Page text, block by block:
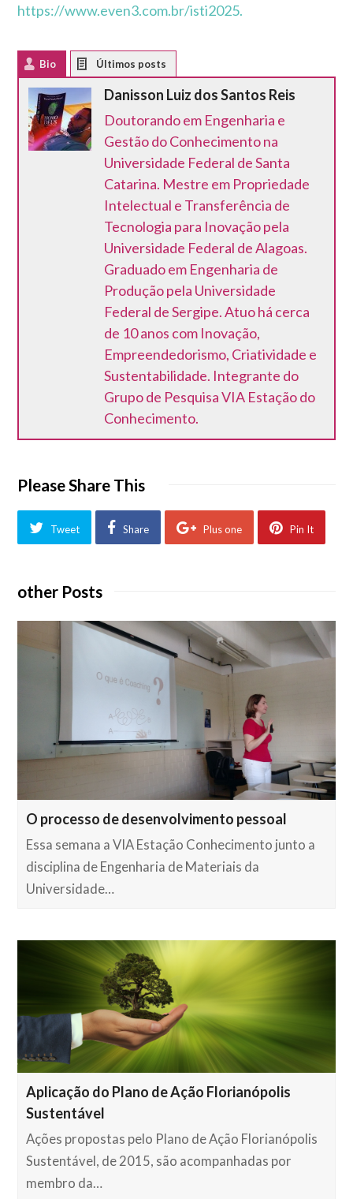
https://www.even3.com.br/isti2025.
Bio
Danisson Luiz dos Santos Reis
Doutorando em Engenharia e
Gestão do Conhecimento na
Universidade Federal de Santa
Catarina. Mestre em Propriedade
Intelectual e Transferência de
Tecnologia para Inovação pela
Universidade Federal de Alagoas.
Graduado em Engenharia de
Produção pela Universidade
Federal de Sergipe. Atuo há cerca
de 10 anos com Inovação,
Empreendedorismo, Criatividade e
Sustentabilidade. Integrante do
Grupo de Pesquisa VIA Estação do
Conhecimento.
Please Share This
Tweet Share Plus one Pin It
other Posts
O processo de desenvolvimento pessoal
Essa semana a VIA Estação Conhecimento junto a
disciplina de Engenharia de Materiais da
Universidade…
Aplicação do Plano de Ação Florianópolis
Sustentável
Ações propostas pelo Plano de Ação Florianópolis
Sustentável, de 2015, são acompanhadas por
membro da…